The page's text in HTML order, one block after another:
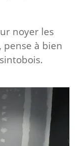
noyer les
pense à bien